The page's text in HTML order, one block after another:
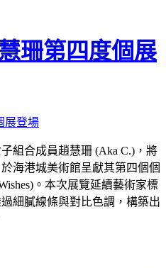
珊第四度個展
組合成員趙慧珊 (Aka C.)，將
海港城美術館呈獻其第四個個
。本次展覽延續藝術家標
細膩線條與對比色調，構築出